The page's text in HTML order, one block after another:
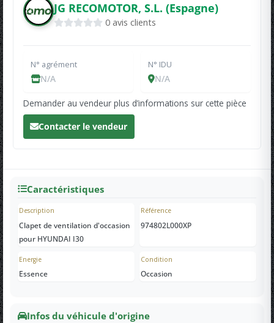
JG RECOMOTOR, S.L. (Espagne)
0 avis clients
N° agrément
N/A
N° IDU
N/A
Demander au vendeur plus d’informations sur cette pièce
Contacter le vendeur
Caractéristiques
Description
Clapet de ventilation d'occasion
pour HYUNDAI I30
Référence
974802L000XP
Energie
Essence
Condition
Occasion
Infos du véhicule d'origine